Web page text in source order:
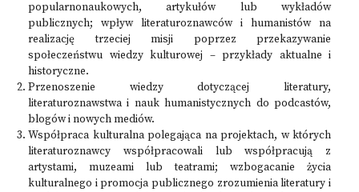
popularnonaukowych, artykułów lub wykładów
publicznych; wpływ literaturoznawców i humanistów na
realizację trzeciej misji poprzez przekazywanie
społeczeństwu wiedzy kulturowej – przykłady aktualne i
historyczne.
Przenoszenie wiedzy dotyczącej literatury,
literaturoznawstwa i nauk humanistycznych do podcastów,
blogów i nowych mediów.
Współpraca kulturalna polegająca na projektach, w których
literaturoznawcy współpracowali lub współpracują z
artystami, muzeami lub teatrami; wzbogacanie życia
kulturalnego i promocja publicznego zrozumienia literatury i